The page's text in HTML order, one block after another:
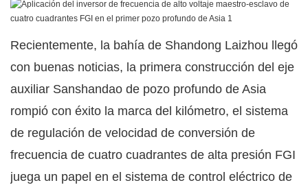
Recientemente, la bahía de Shandong Laizhou llegó
con buenas noticias, la primera construcción del eje
auxiliar Sanshandao de pozo profundo de Asia
rompió con éxito la marca del kilómetro, el sistema
de regulación de velocidad de conversión de
frecuencia de cuatro cuadrantes de alta presión FGI
juega un papel en el sistema de control eléctrico de